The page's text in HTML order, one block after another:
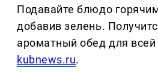
Подавайте блюдо
добавив зелень.
ароматный обед для всей
kubnews.ru.